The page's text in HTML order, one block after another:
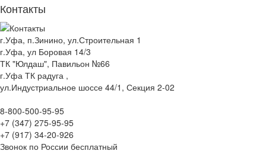
Контакты
г.Уфа, п.Зинино, ул.Строительная 1
г.Уфа, ул Боровая 14/3
ТК "Юлдаш", Павильон №66
г.Уфа ТК радуга ,
ул.Индустриальное шоссе 44/1, Секция 2-02
8-800-500-95-95
+7 (347) 275-95-95
+7 (917) 34-20-926
Звонок по России бесплатный